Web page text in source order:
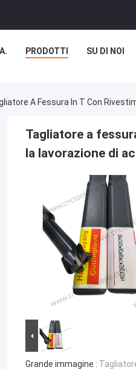
PRODOTTI SU DI NOI
A Fessura In T Con
Tagliatore a
la lavorazione di
Grande immagine :